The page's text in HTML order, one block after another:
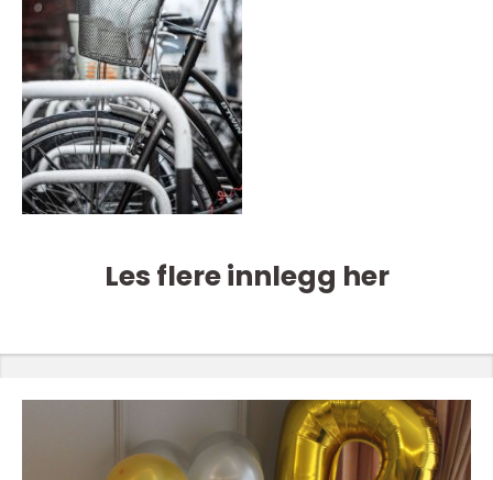
Les flere innlegg her